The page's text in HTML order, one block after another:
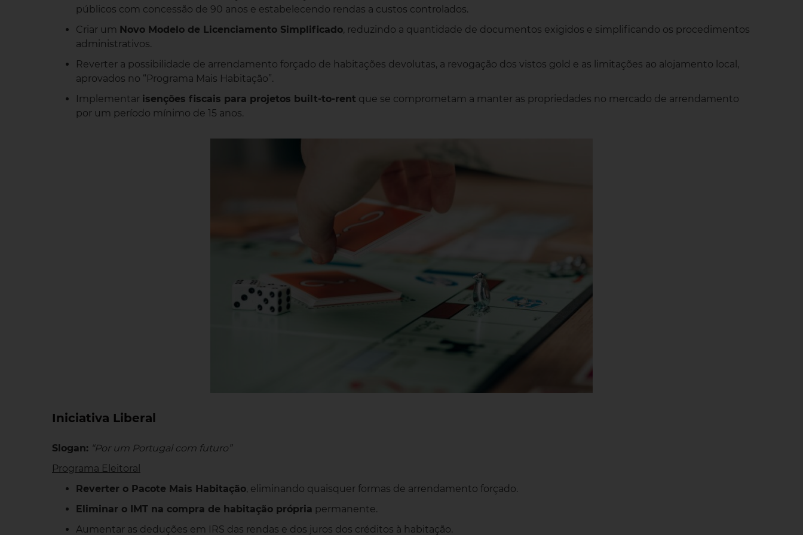
públicos com concessão de 90 anos e estabelecendo rendas a custos controlados.
Criar um Novo Modelo de Licenciamento Simplificado, reduzindo a quantidade de documentos exigidos e simplificando os procedimentos
administrativos.
Reverter a possibilidade de arrendamento forçado de habitações devolutas, a revogação dos vistos gold e as limitações ao alojamento local,
aprovados no “Programa Mais Habitação”.
Implementar isenções fiscais para projetos built-to-rent que se comprometam a manter as propriedades no mercado de arrendamento
por um período mínimo de 15 anos.
Iniciativa Liberal
Slogan: “Por um Portugal com futuro”
Programa Eleitoral
Reverter o Pacote Mais Habitação, eliminando quaisquer formas de arrendamento forçado.
Eliminar o IMT na compra de habitação própria permanente.
Aumentar as deduções em IRS das rendas e dos juros dos créditos à habitação.